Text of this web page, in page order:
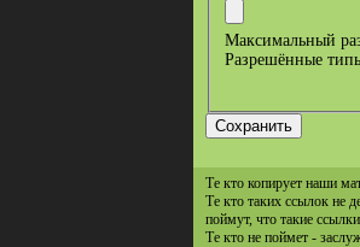
Максимальный
Разрешённые
Те кто копирует наши
Те кто таких ссылок не
поймут, что такие
Те кто не поймет -